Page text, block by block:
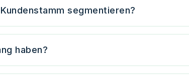
segmentieren?
haben?